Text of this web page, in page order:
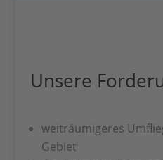
Unsere
weiträumigeres
Gebiet